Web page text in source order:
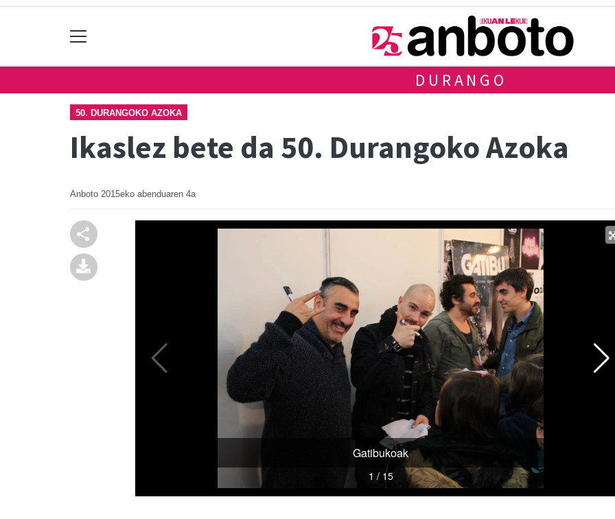
DURANGO
50. DURANGOKO AZOKA
Ikaslez bete da 50. Durangoko Azoka
Anboto 2015eko abenduaren 4a